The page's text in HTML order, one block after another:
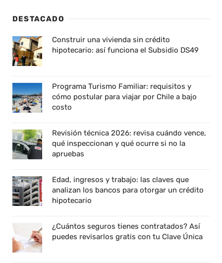
DESTACADO
Construir una vivienda sin crédito
hipotecario: así funciona el Subsidio DS49
Programa Turismo Familiar: requisitos y
cómo postular para viajar por Chile a bajo
costo
Revisión técnica 2026: revisa cuándo vence,
qué inspeccionan y qué ocurre si no la
apruebas
Edad, ingresos y trabajo: las claves que
analizan los bancos para otorgar un crédito
hipotecario
¿Cuántos seguros tienes contratados? Así
puedes revisarlos gratis con tu Clave Única